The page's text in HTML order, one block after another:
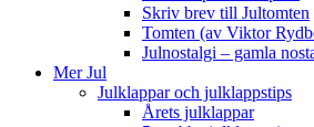
Skriv brev till Jultomten
Tomten (av Viktor
Julnostalgi – gamla
Mer Jul
Julklappar och julklappstips
Årets julklappar